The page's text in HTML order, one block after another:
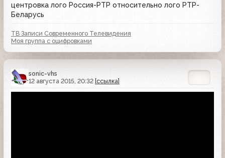
центровка лого Россия-РТР относительно лого РТР-
Беларусь
ТВ Записи Современного Телевидения
Моя группа с оцифровками
sonic-vhs
12 августа 2015, 20:32 [ссылка]